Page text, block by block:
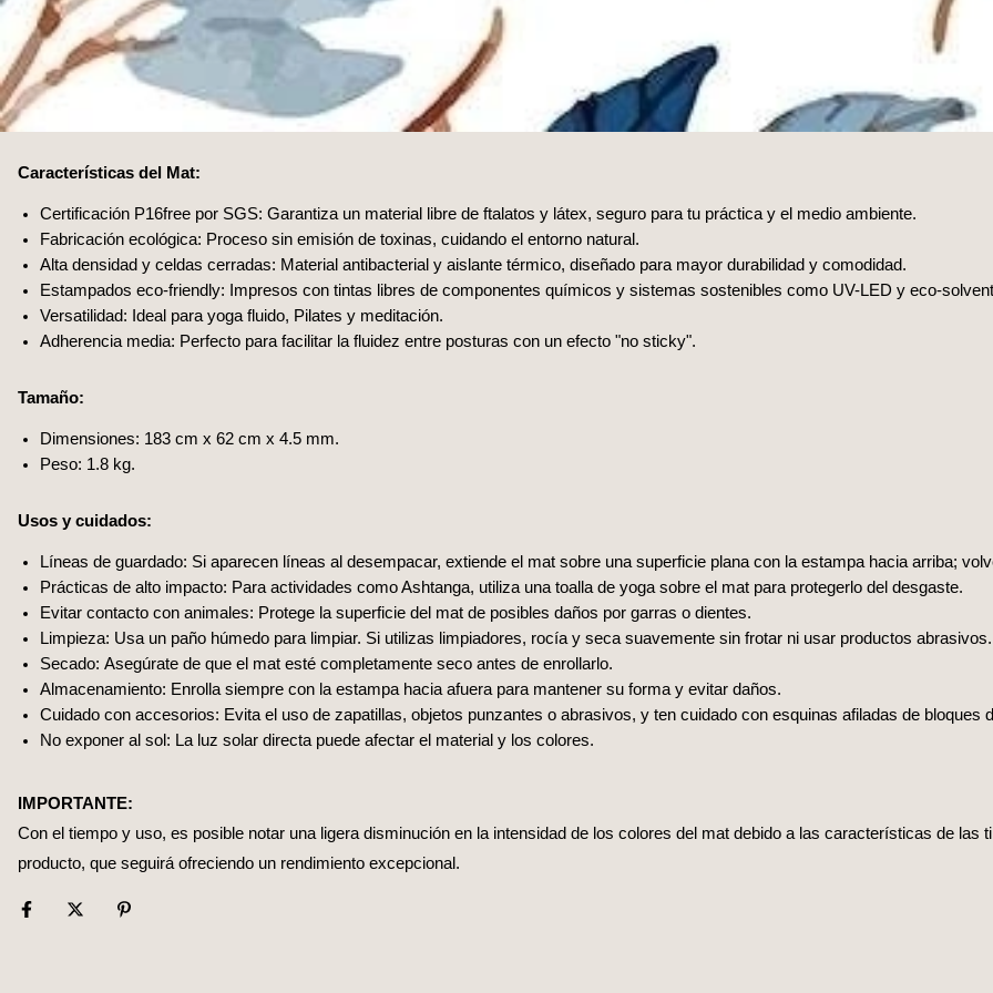
Características del Mat:
Certificación P16free por SGS: Garantiza un material libre de ftalatos y látex, seguro para tu práctica y el medio ambiente.
Fabricación ecológica: Proceso sin emisión de toxinas, cuidando el entorno natural.
Alta densidad y celdas cerradas: Material antibacterial y aislante térmico, diseñado para mayor durabilidad y comodidad.
Estampados eco-friendly: Impresos con tintas libres de componentes químicos y sistemas sostenibles como UV-LED y eco-
Versatilidad: Ideal para yoga fluido, Pilates y meditación.
Adherencia media: Perfecto para facilitar la fluidez entre posturas con un efecto "no sticky".
Tamaño:
Dimensiones: 183 cm x 62 cm x 4.5 mm.
Peso: 1.8 kg.
Usos y cuidados:
Líneas de guardado: Si aparecen líneas al desempacar, extiende el mat sobre una superficie plana con la estampa hacia arriba;
Prácticas de alto impacto: Para actividades como Ashtanga, utiliza una toalla de yoga sobre el mat para protegerlo del desgaste.
Evitar contacto con animales: Protege la superficie del mat de posibles daños por garras o dientes.
Limpieza: Usa un paño húmedo para limpiar. Si utilizas limpiadores, rocía y seca suavemente sin frotar ni usar productos abrasivos.
Secado: Asegúrate de que el mat esté completamente seco antes de enrollarlo.
Almacenamiento: Enrolla siempre con la estampa hacia afuera para mantener su forma y evitar daños.
Cuidado con accesorios: Evita el uso de zapatillas, objetos punzantes o abrasivos, y ten cuidado con esquinas afiladas de bloques
No exponer al sol: La luz solar directa puede afectar el material y los colores.
IMPORTANTE:
Con el tiempo y uso, es posible notar una ligera disminución en la intensidad de los colores del mat debido a las características de las
producto, que seguirá ofreciendo un rendimiento excepcional.